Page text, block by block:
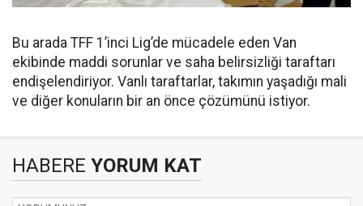
Bu arada TFF 1’inci Lig’de mücadele eden Van
ekibinde maddi sorunlar ve saha belirsizliği taraftarı
endişelendiriyor. Vanlı taraftarlar, takımın yaşadığı mali
ve diğer konuların bir an önce çözümünü istiyor.
HABERE YORUM KAT